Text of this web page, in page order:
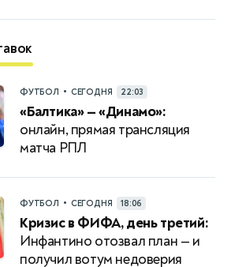
ФУТБОЛ • СЕГОДНЯ 22:03
«Балтика» — «Динамо»:
онлайн, прямая трансляция
матча РПЛ
ФУТБОЛ • СЕГОДНЯ 18:06
Кризис в ФИФА, день третий:
Инфантино отозвал план — и
получил вотум недоверия